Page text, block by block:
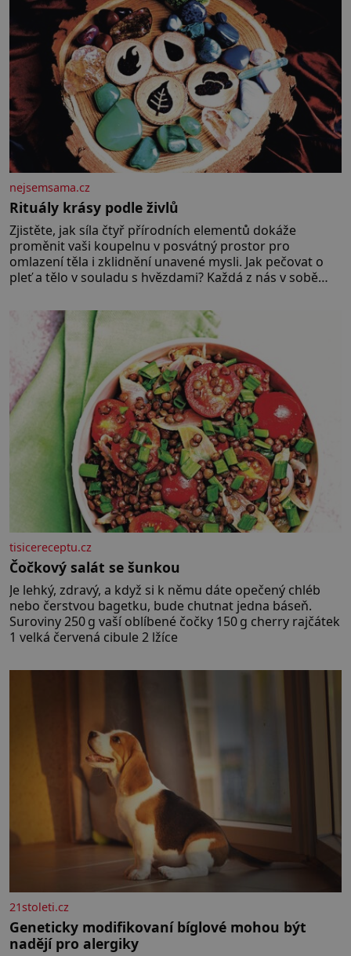
nejsemsama.cz
Rituály krásy podle živlů
Zjistěte, jak síla čtyř přírodních elementů dokáže
proměnit vaši koupelnu v posvátný prostor pro
omlazení těla i zklidnění unavené mysli. Jak pečovat o
pleť a tělo v souladu s hvězdami? Každá z nás v sobě
povaze, ale i v potřebách naší pokožky. Ohnivá znamení
Ženy narozené ve znamení Berana, Lva a Střelce v sobě
nesou žár, odvahu a neutuchající elán. Vaše
tisicereceptu.cz
Čočkový salát se šunkou
Je lehký, zdravý, a když si k němu dáte opečený chléb
nebo čerstvou bagetku, bude chutnat jedna báseň.
Suroviny 250 g vaší oblíbené čočky 150 g cherry rajčátek
1 velká červená cibule 2 lžíce
21stoleti.cz
Geneticky modifikovaní bíglové mohou být
nadějí pro alergiky